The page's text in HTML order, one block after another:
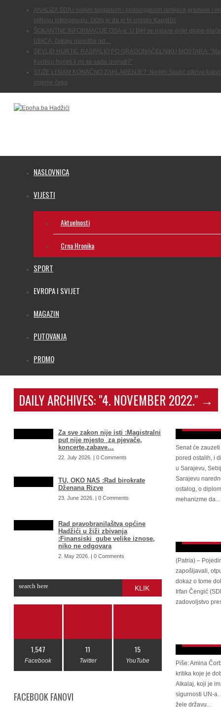
ANALIZA SDA i svojim sloganom i podsloganom ismijava građane i
njihovu inteligenciju. Očito je da je to smislio Kapidžić
ŠOKANTNE INFORMACIJE OSA-e: U BiH se nalaze dvije grupe
UBICA, čekaju naredbe od…
SEVLID HURTIĆ RASPALIO PO GRADONAČELNIKU MOSTARA:
Kordiću hoćeš li mi se sada izvinuti?”
STIŽE LI NAM KONAČNO ZAHLAĐENJE?: Nedim Sladić otkriva
vrijeme čeka
NASLOVNICA
VIJESTI
Aktuelnosti
Crna Hronika
SPORT
EVROPA I SVIJET
MAGAZIN
PUTOVANJA
PROMO
DAILY ARCHIVES:"4. NOVEMBER 2022." →
Za sve zakon nije isti :Magistralni
put nije mjesto za pjevače,
koncerte,zabave…
22. July 2026. | 0 Comments
TU, OKO NAS :Rad birokrate
Dženana Rizve
23. June 2026. | 0 Comments
Rad pravobranilaštva općine
Hadžići u žiži zbivanja
:Finansiski gube velike iznose,
niko ne odgovara
2. May 2026. | 0 Comments
KLIK
1,547
Facebook
11
Twitter
15
YouTube
FACEBOOK FANOVI
IDUĆE
Senat će
pored ostalih, i
u Sarajevu,
Sarajevu
ostalog, o
mehanizme da...
(Patria) –
zapošljavali,
dokaz o tome
Irfan Čengić
zadovoljstvo
Piše: Amina
kritika koje je
Alkalaj, koji je
sigurnosti UN-a.
žele državu...